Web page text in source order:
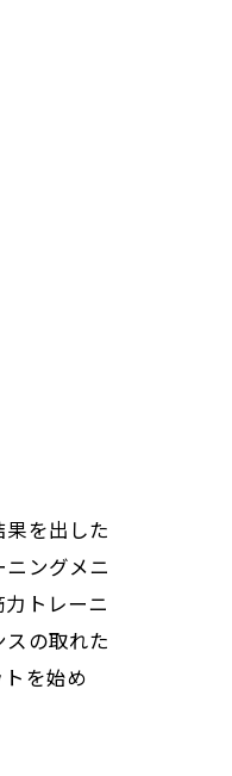
を出した
ングメニ
トレーニ
の取れた
を始め